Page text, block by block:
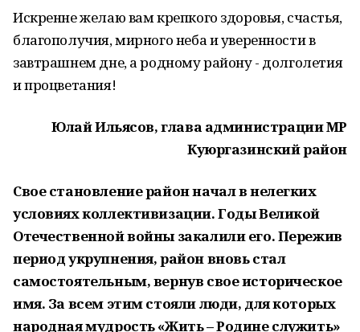
Искренне желаю вам крепкого здоровья, счастья,
благополучия, мирного неба и уверенности в
завтрашнем дне, а родному району - долголетия
и процветания!
Юлай Ильясов, глава администрации МР
Куюргазинский район
Свое становление район начал в нелегких
условиях коллективизации. Годы Великой
Отечественной войны закалили его. Пережив
период укрупнения, район вновь стал
самостоятельным, вернув свое историческое
имя. За всем этим стояли люди, для которых
народная мудрость «Жить – Родине служить»